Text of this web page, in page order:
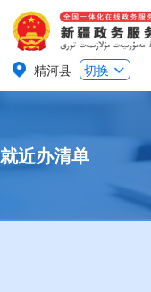
精河县 切换
就近办清单